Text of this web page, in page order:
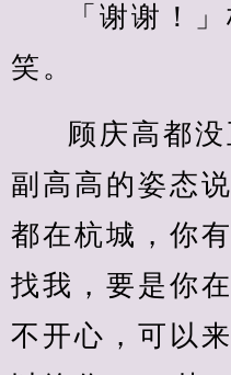
「谢谢！
笑。
顾庆高都
副高高的姿态
都在杭城，你
找我，要是你
不开心，可以